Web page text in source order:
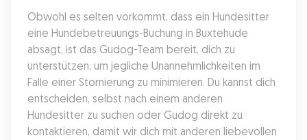
Obwohl es selten vorkommt, dass ein Hundesitter
eine Hundebetreuungs-Buchung in Buxtehude
absagt, ist das Gudog-Team bereit, dich zu
unterstützen, um jegliche Unannehmlichkeiten im
Falle einer Stornierung zu minimieren. Du kannst dich
entscheiden, selbst nach einem anderen
Hundesitter zu suchen oder Gudog direkt zu
kontaktieren, damit wir dich mit anderen liebevollen